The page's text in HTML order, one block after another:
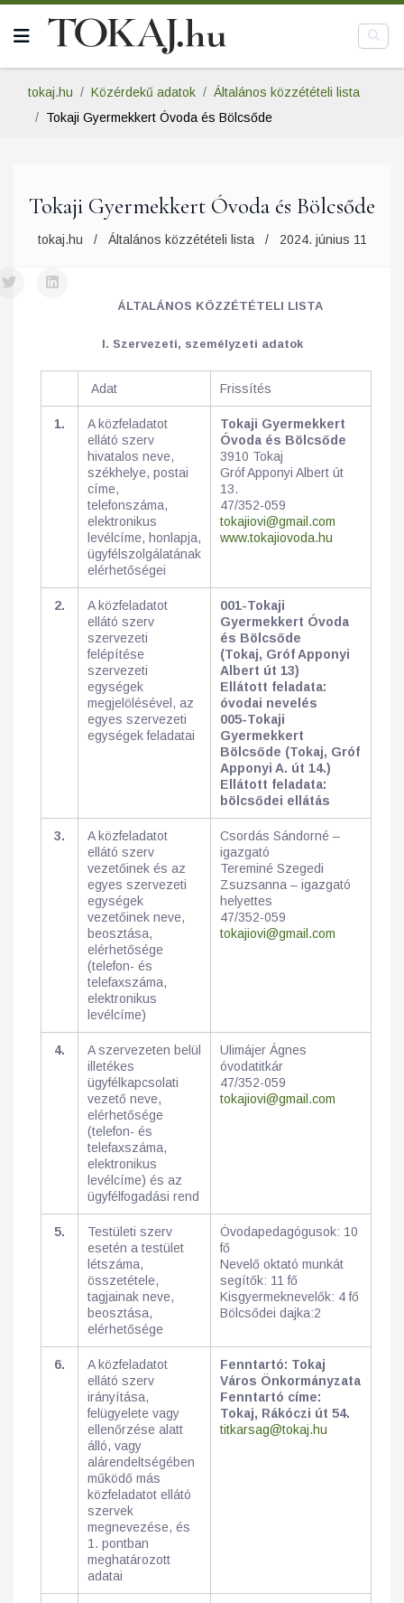
tokaj.hu Közérdekű adatok
Általános közzétételi lista
Tokaji Gyermekkert Óvoda és Bölcsőde
Tokaji Gyermekkert Óvoda és Bölcsőde
tokaj.hu Általános közzétételi lista 2024. június 11
ÁLTALÁNOS KÖZZÉTÉTELI LISTA
I. Szervezeti, személyzeti adatok
Adat Frissítés
1.
A közfeladatot
ellátó szerv
hivatalos neve,
székhelye, postai
címe,
telefonszáma,
elektronikus
levélcíme, honlapja,
ügyfélszolgálatának
elérhetőségei
Tokaji Gyermekkert
Óvoda és Bölcsőde
3910 Tokaj
Gróf Apponyi Albert út
13.
47/352-059
tokajiovi@gmail.com
www.tokajiovoda.hu
2.
A közfeladatot
ellátó szerv
szervezeti
felépítése
szervezeti
egységek
megjelölésével, az
egyes szervezeti
egységek feladatai
001-Tokaji
Gyermekkert Óvoda
és Bölcsőde
(Tokaj, Gróf Apponyi
Albert út 13)
Ellátott feladata:
óvodai nevelés
005-Tokaji
Gyermekkert
Bölcsőde (Tokaj, Gróf
Apponyi A. út 14.)
Ellátott feladata:
bölcsődei ellátás
3.
A közfeladatot
ellátó szerv
vezetőinek és az
egyes szervezeti
egységek
vezetőinek neve,
beosztása,
elérhetősége
(telefon- és
telefaxszáma,
elektronikus
levélcíme)
Csordás Sándorné –
igazgató
Tereminé Szegedi
Zsuzsanna – igazgató
helyettes
47/352-059
tokajiovi@gmail.com
4.
A szervezeten belül
illetékes
ügyfélkapcsolati
vezető neve,
elérhetősége
(telefon- és
telefaxszáma,
elektronikus
levélcíme) és az
ügyfélfogadási rend
Ulimájer Ágnes
óvodatitkár
47/352-059
tokajiovi@gmail.com
5.
Testületi szerv
esetén a testület
létszáma,
összetétele,
tagjainak neve,
beosztása,
elérhetősége
Óvodapedagógusok: 10
fő
Nevelő oktató munkát
segítők: 11 fő
Kisgyermeknevelők: 4 fő
Bölcsődei dajka:2
6.
A közfeladatot
ellátó szerv
irányítása,
felügyelete vagy
ellenőrzése alatt
álló, vagy
alárendeltségében
működő más
közfeladatot ellátó
szervek
megnevezése, és
1. pontban
meghatározott
adatai
Fenntartó: Tokaj
Város Önkormányzata
Fenntartó címe:
Tokaj, Rákóczi út 54.
titkarsag@tokaj.hu